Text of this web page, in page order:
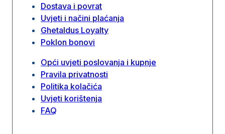
Dostava i povrat
Uvjeti i načini plaćanja
Ghetaldus Loyalty
Poklon bonovi
Opći uvjeti poslovanja i kupnje
Pravila privatnosti
Politika kolačića
Uvjeti korištenja
FAQ